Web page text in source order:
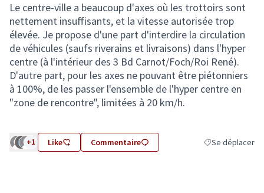
Le centre-ville a beaucoup d'axes où les trottoirs sont
nettement insuffisants, et la vitesse autorisée trop
élevée. Je propose d'une part d'interdire la circulation
de véhicules (saufs riverains et livraisons) dans l'hyper
centre (à l'intérieur des 3 Bd Carnot/Foch/Roi René).
D'autre part, pour les axes ne pouvant être piétonniers
à 100%, de les passer l'ensemble de l'hyper centre en
"zone de rencontre", limitées à 20 km/h.
+1 Like Commentaire Filtrer les
Se déplacer